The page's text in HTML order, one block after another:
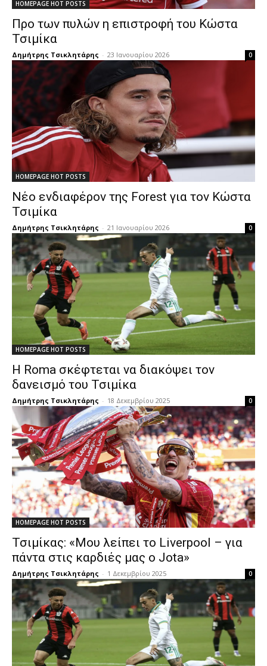
HOMEPAGE HOT POSTS
Προ των πυλών η επιστροφή του Κώστα
Τσιμίκα
Δημήτρης Τσικλητάρης - 23 Ιανουαρίου 2026 0
HOMEPAGE HOT POSTS
Νέο ενδιαφέρον της Forest για τον Κώστα
Τσιμίκα
Δημήτρης Τσικλητάρης - 21 Ιανουαρίου 2026 0
HOMEPAGE HOT POSTS
Η Roma σκέφτεται να διακόψει τον
δανεισμό του Τσιμίκα
Δημήτρης Τσικλητάρης - 18 Δεκεμβρίου 2025 0
HOMEPAGE HOT POSTS
Τσιμίκας: «Μου λείπει το Liverpool – για
πάντα στις καρδιές μας ο Jota»
Δημήτρης Τσικλητάρης - 1 Δεκεμβρίου 2025 0